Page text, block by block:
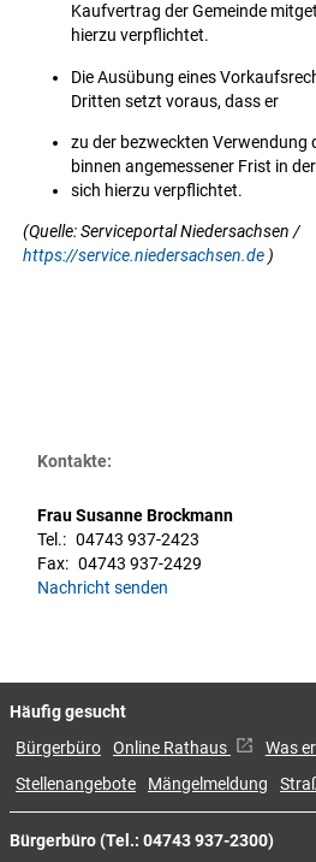
Kaufvertrag der Gemeinde
hierzu verpflichtet.
Die Ausübung eines
Dritten setzt voraus, dass er
zu der bezweckten Verwendung
binnen angemessener Frist in
sich hierzu verpflichtet.
(Quelle: Serviceportal Niedersachsen /
https://service.niedersachsen.de )
Kontakte:
Frau Susanne Brockmann
Tel.: 04743 937-2423
Fax: 04743 937-2429
Nachricht senden
Bürgerbüro (Tel.: 04743 937-2300)
Häufig gesucht
Bürgerbüro Online Rathaus
Was
Stellenangebote
Mängelmeldung